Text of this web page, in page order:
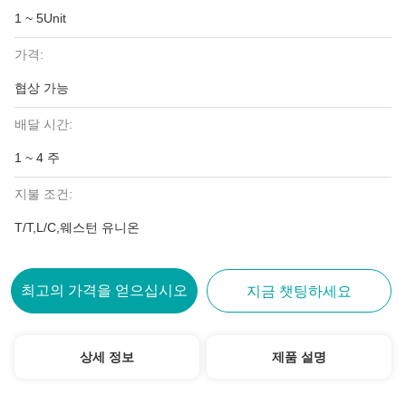
1 ~ 5Unit
가격:
협상 가능
배달 시간:
1 ~ 4 주
지불 조건:
T/T,L/C,웨스턴 유니온
최고의 가격을 얻으십시오 지금 챗팅하세요
상세 정보 제품 설명